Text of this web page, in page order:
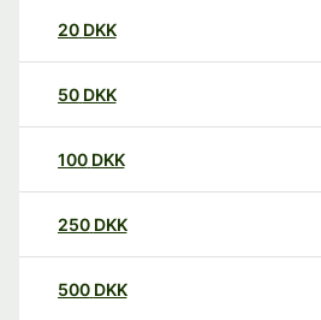
20 DKK
50 DKK
100 DKK
250 DKK
500 DKK